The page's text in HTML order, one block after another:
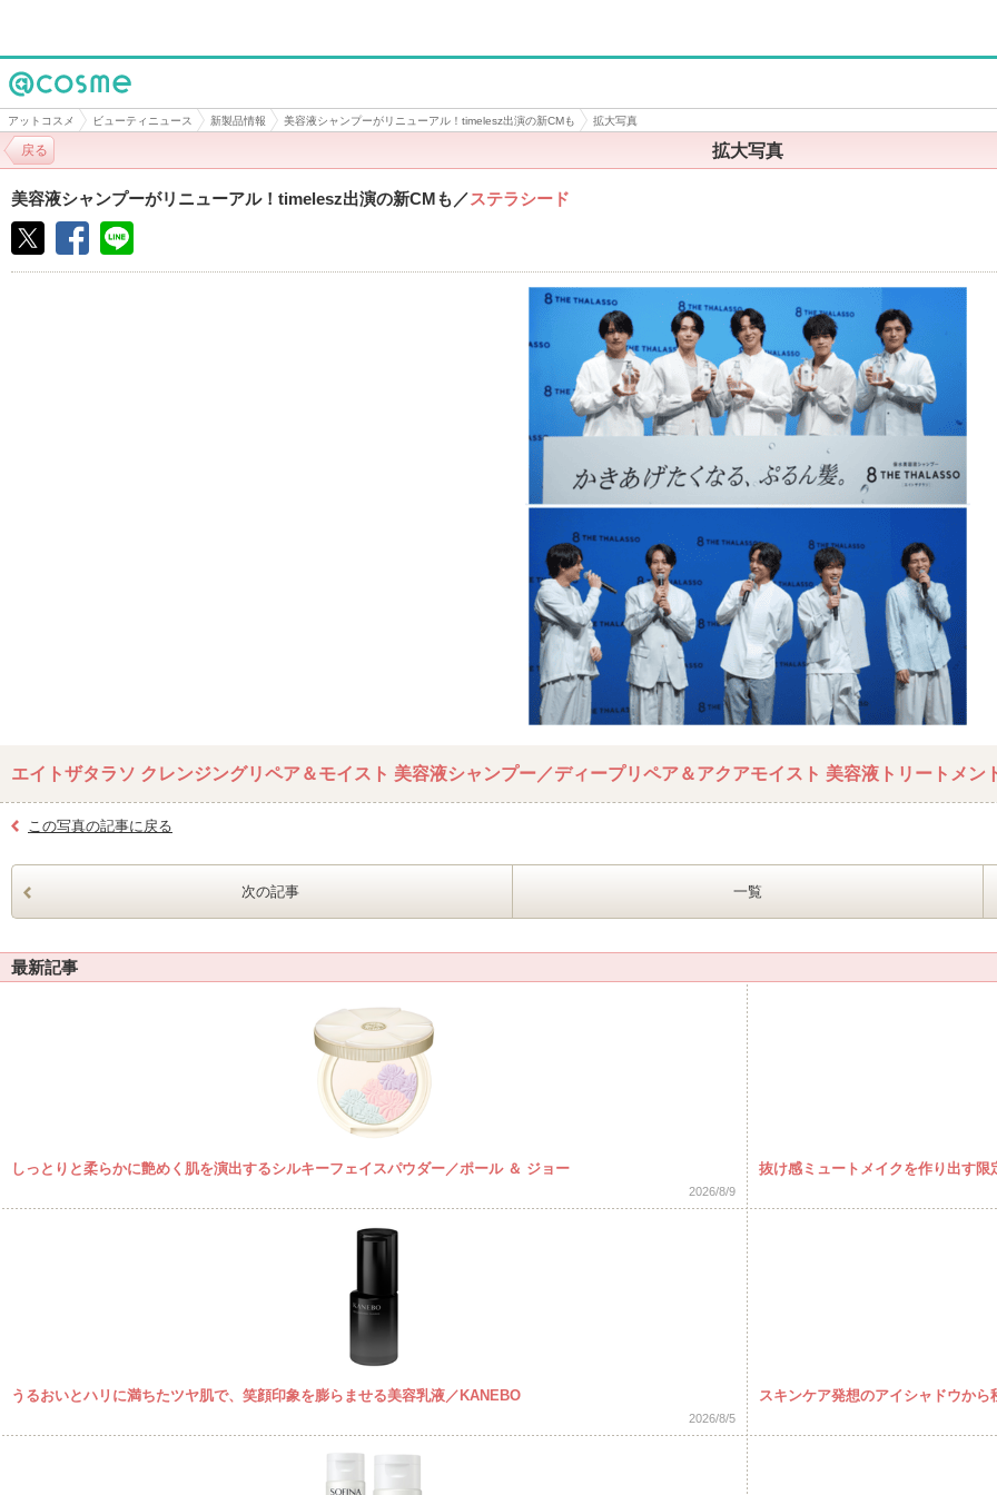
@cosme
アットコスメ ビューティニュース 新製品情報 美容液シャンプーがリニューアル！timelesz出演の新CMも 拡大写真
拡大写真
戻る
美容液シャンプーがリニューアル！timelesz出演の新CMも ／ステラシード
エイトザタラソ クレンジングリペア＆モイスト 美容液シャンプー／ディープリペア＆アクアモイスト 美容液トリートメン
この写真の記事に戻る
次の記事 一覧
最新記事
しっとりと柔らかに艶めく肌を演出するシルキーフェイスパウダー／ポール ＆ ジョー
2026/8/9
抜け感ミュートメイクを作り出す
うるおいとハリに満ちたツヤ肌で、笑顔印象を膨らませる美容乳液／KANEBO
2026/8/5
スキンケア発想のアイシャドウか